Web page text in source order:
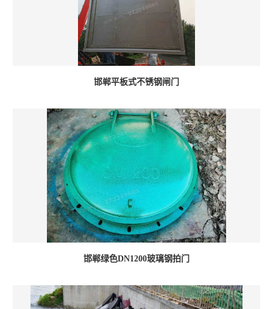
邯郸平板式不锈钢闸门
邯郸绿色DN1200玻璃钢拍门